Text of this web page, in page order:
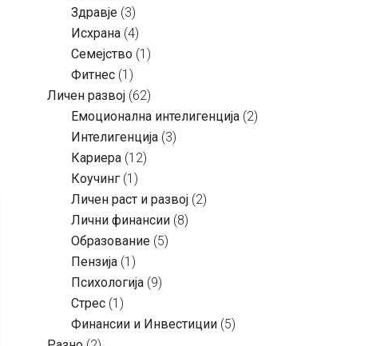
Здравје (3)
Исхрана (4)
Семејство (1)
Фитнес (1)
Личен развој (62)
Емоционална интелигенција (2)
Интелигенција (3)
Кариера (12)
Коучинг (1)
Личен раст и развој (2)
Лични финансии (8)
Образование (5)
Пензија (1)
Психологија (9)
Стрес (1)
Финансии и Инвестиции (5)